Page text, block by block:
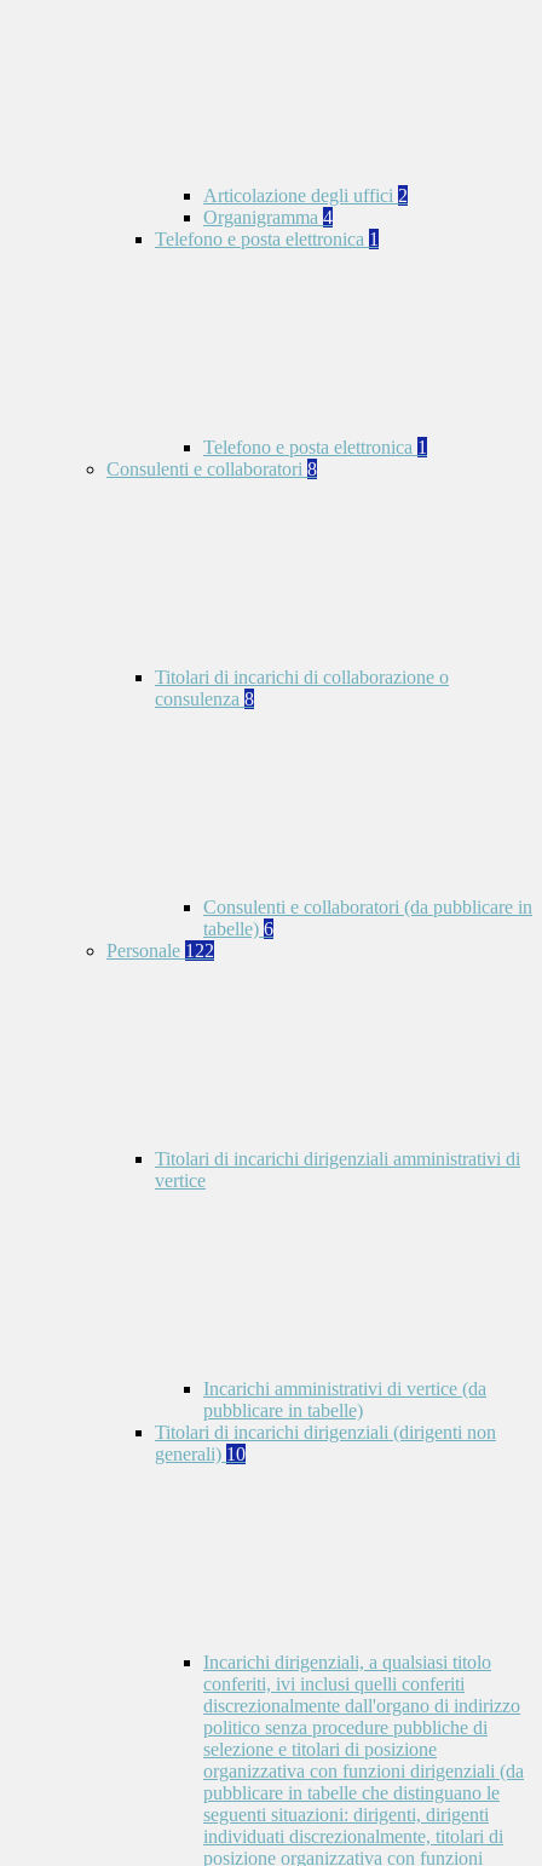
Articolazione degli uffici 2
Organigramma 4
Telefono e posta elettronica 1
Telefono e posta elettronica 1
Consulenti e collaboratori 8
Titolari di incarichi di collaborazione o
consulenza 8
Consulenti e collaboratori (da pubblicare in
tabelle) 6
Personale 122
Titolari di incarichi dirigenziali amministrativi di
vertice
Incarichi amministrativi di vertice (da
pubblicare in tabelle)
Titolari di incarichi dirigenziali (dirigenti non
generali) 10
Incarichi dirigenziali, a qualsiasi titolo
conferiti, ivi inclusi quelli conferiti
discrezionalmente dall'organo di indirizzo
politico senza procedure pubbliche di
selezione e titolari di posizione
organizzativa con funzioni dirigenziali (da
pubblicare in tabelle che distinguano le
seguenti situazioni: dirigenti, dirigenti
individuati discrezionalmente, titolari di
posizione organizzativa con funzioni